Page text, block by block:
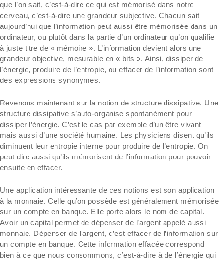
que l’on sait, c’est-à-dire ce qui est mémorisé dans notre
cerveau, c’est-à-dire une grandeur subjective. Chacun sait
aujourd’hui que l’information peut aussi être mémorisée dans un
ordinateur, ou plutôt dans la partie d’un ordinateur qu’on qualifie
à juste titre de « mémoire ». L’information devient alors une
grandeur objective, mesurable en « bits ». Ainsi, dissiper de
l’énergie, produire de l’entropie, ou effacer de l’information sont
des expressions synonymes.
Revenons maintenant sur la notion de structure dissipative. Une
structure dissipative s’auto-organise spontanément pour
dissiper l’énergie. C’est le cas par exemple d’un être vivant
mais aussi d’une société humaine. Les physiciens disent qu’ils
diminuent leur entropie interne pour produire de l’entropie. On
peut dire aussi qu’ils mémorisent de l’information pour pouvoir
ensuite en effacer.
Une application intéressante de ces notions est son application
à la monnaie. Celle qu’on possède est généralement mémorisée
sur un compte en banque. Elle porte alors le nom de capital.
Avoir un capital permet de dépenser de l’argent appelé aussi
monnaie. Dépenser de l’argent, c’est effacer de l’information sur
un compte en banque. Cette information effacée correspond
bien à ce que nous consommons, c’est-à-dire à de l’énergie qui